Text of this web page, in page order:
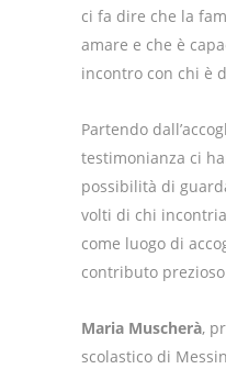
ci fa dire che la
amare e che è
incontro con chi è
Partendo
testimonianza ci
possibilità di
volti di chi
come luogo di
contributo
Maria Muscherà,
scolastico di